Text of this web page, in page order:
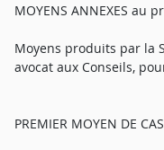
MOYENS ANNEXES au
Moyens produits par la
avocat aux Conseils,
PREMIER MOYEN DE